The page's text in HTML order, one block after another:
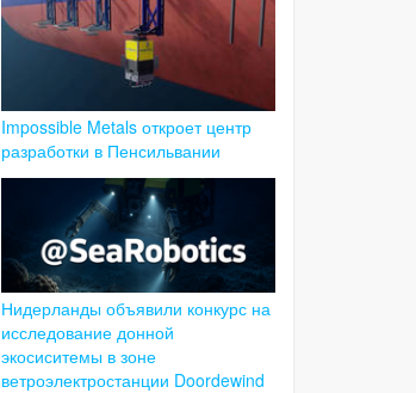
Impossible Metals откроет центр
разработки в Пенсильвании
Нидерланды объявили конкурс на
исследование донной
экосиситемы в зоне
ветроэлектростанции Doordewind